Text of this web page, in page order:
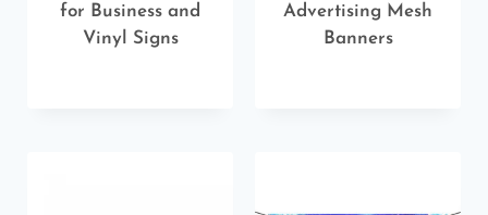
for Business and
Vinyl Signs
Advertising Mesh
Banners